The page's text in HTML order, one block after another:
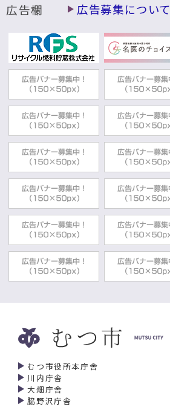
広告欄 広告募集について
むつ市役所本庁舎
川内庁舎
大畑庁舎
脇野沢庁舎